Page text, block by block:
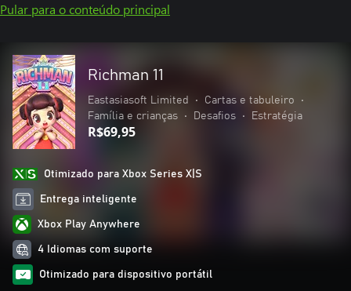
Pular para o conteúdo principal
Richman 11
Eastasiasoft Limited • Cartas e tabuleiro
•
Família e crianças
• Desafios • Estratégia
R$69,95
Otimizado para Xbox Series X|S
Entrega inteligente
Xbox Play Anywhere
4 Idiomas com suporte
Otimizado para dispositivo portátil